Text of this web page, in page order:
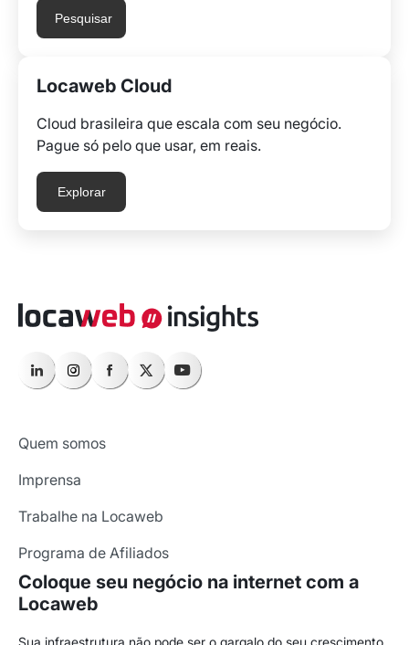
Pesquisar
Locaweb Cloud
Cloud brasileira que escala com seu negócio.
Pague só pelo que usar, em reais.
Explorar
Quem somos
Imprensa
Trabalhe na Locaweb
Programa de Afiliados
Coloque seu negócio na internet com a
Locaweb
Sua infraestrutura não pode ser o gargalo do seu crescimento.